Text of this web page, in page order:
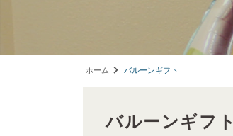
ホーム バルーンギフト
バルーンギフト